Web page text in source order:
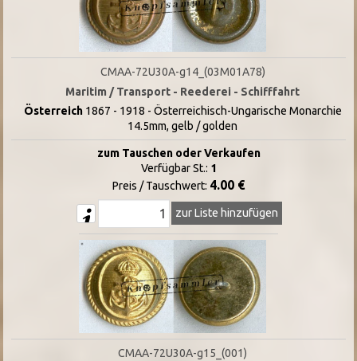
CMAA-72U30A-g14_(03M01A78)
Maritim / Transport - Reederei - Schifffahrt
Österreich1867 - 1918 - Österreichisch-Ungarische Monarchie
14.5mm, gelb / golden
zum Tauschen oder Verkaufen
Verfügbar St.: 1
Preis / Tauschwert: 4.00 €
zur Liste hinzufügen
CMAA-72U30A-g15_(001)